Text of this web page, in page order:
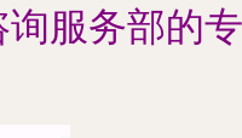
服务部的